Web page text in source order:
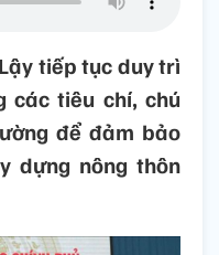
tiếp tục duy trì
các tiêu chí, chú
để đảm bảo
dựng nông thôn